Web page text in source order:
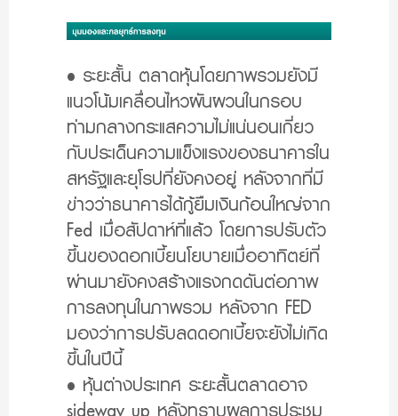
• ระยะสั้น ตลาดหุ้นโดยภาพรวมยังมี
แนวโน้มเคลื่อนไหวผันผวนในกรอบ
ท่ามกลางกระแสความไม่แน่นอนเกี่ยว
กับประเด็นความแข็งแรงของธนาคารใน
สหรัฐและยุโรปที่ยังคงอยู่ หลังจากที่มี
ข่าวว่าธนาคารได้กู้ยืมเงินก้อนใหญ่จาก
Fed เมื่อสัปดาห์ที่แล้ว โดยการปรับตัว
ขึ้นของดอกเบี้ยนโยบายเมื่ออาทิตย์ที่
ผ่านมายังคงสร้างแรงกดดันต่อภาพ
การลงทุนในภาพรวม หลังจาก FED
มองว่าการปรับลดดอกเบี้ยจะยังไม่เกิด
ขึ้นในปีนี้
• หุ้นต่างประเทศ ระยะสั้นตลาดอาจ